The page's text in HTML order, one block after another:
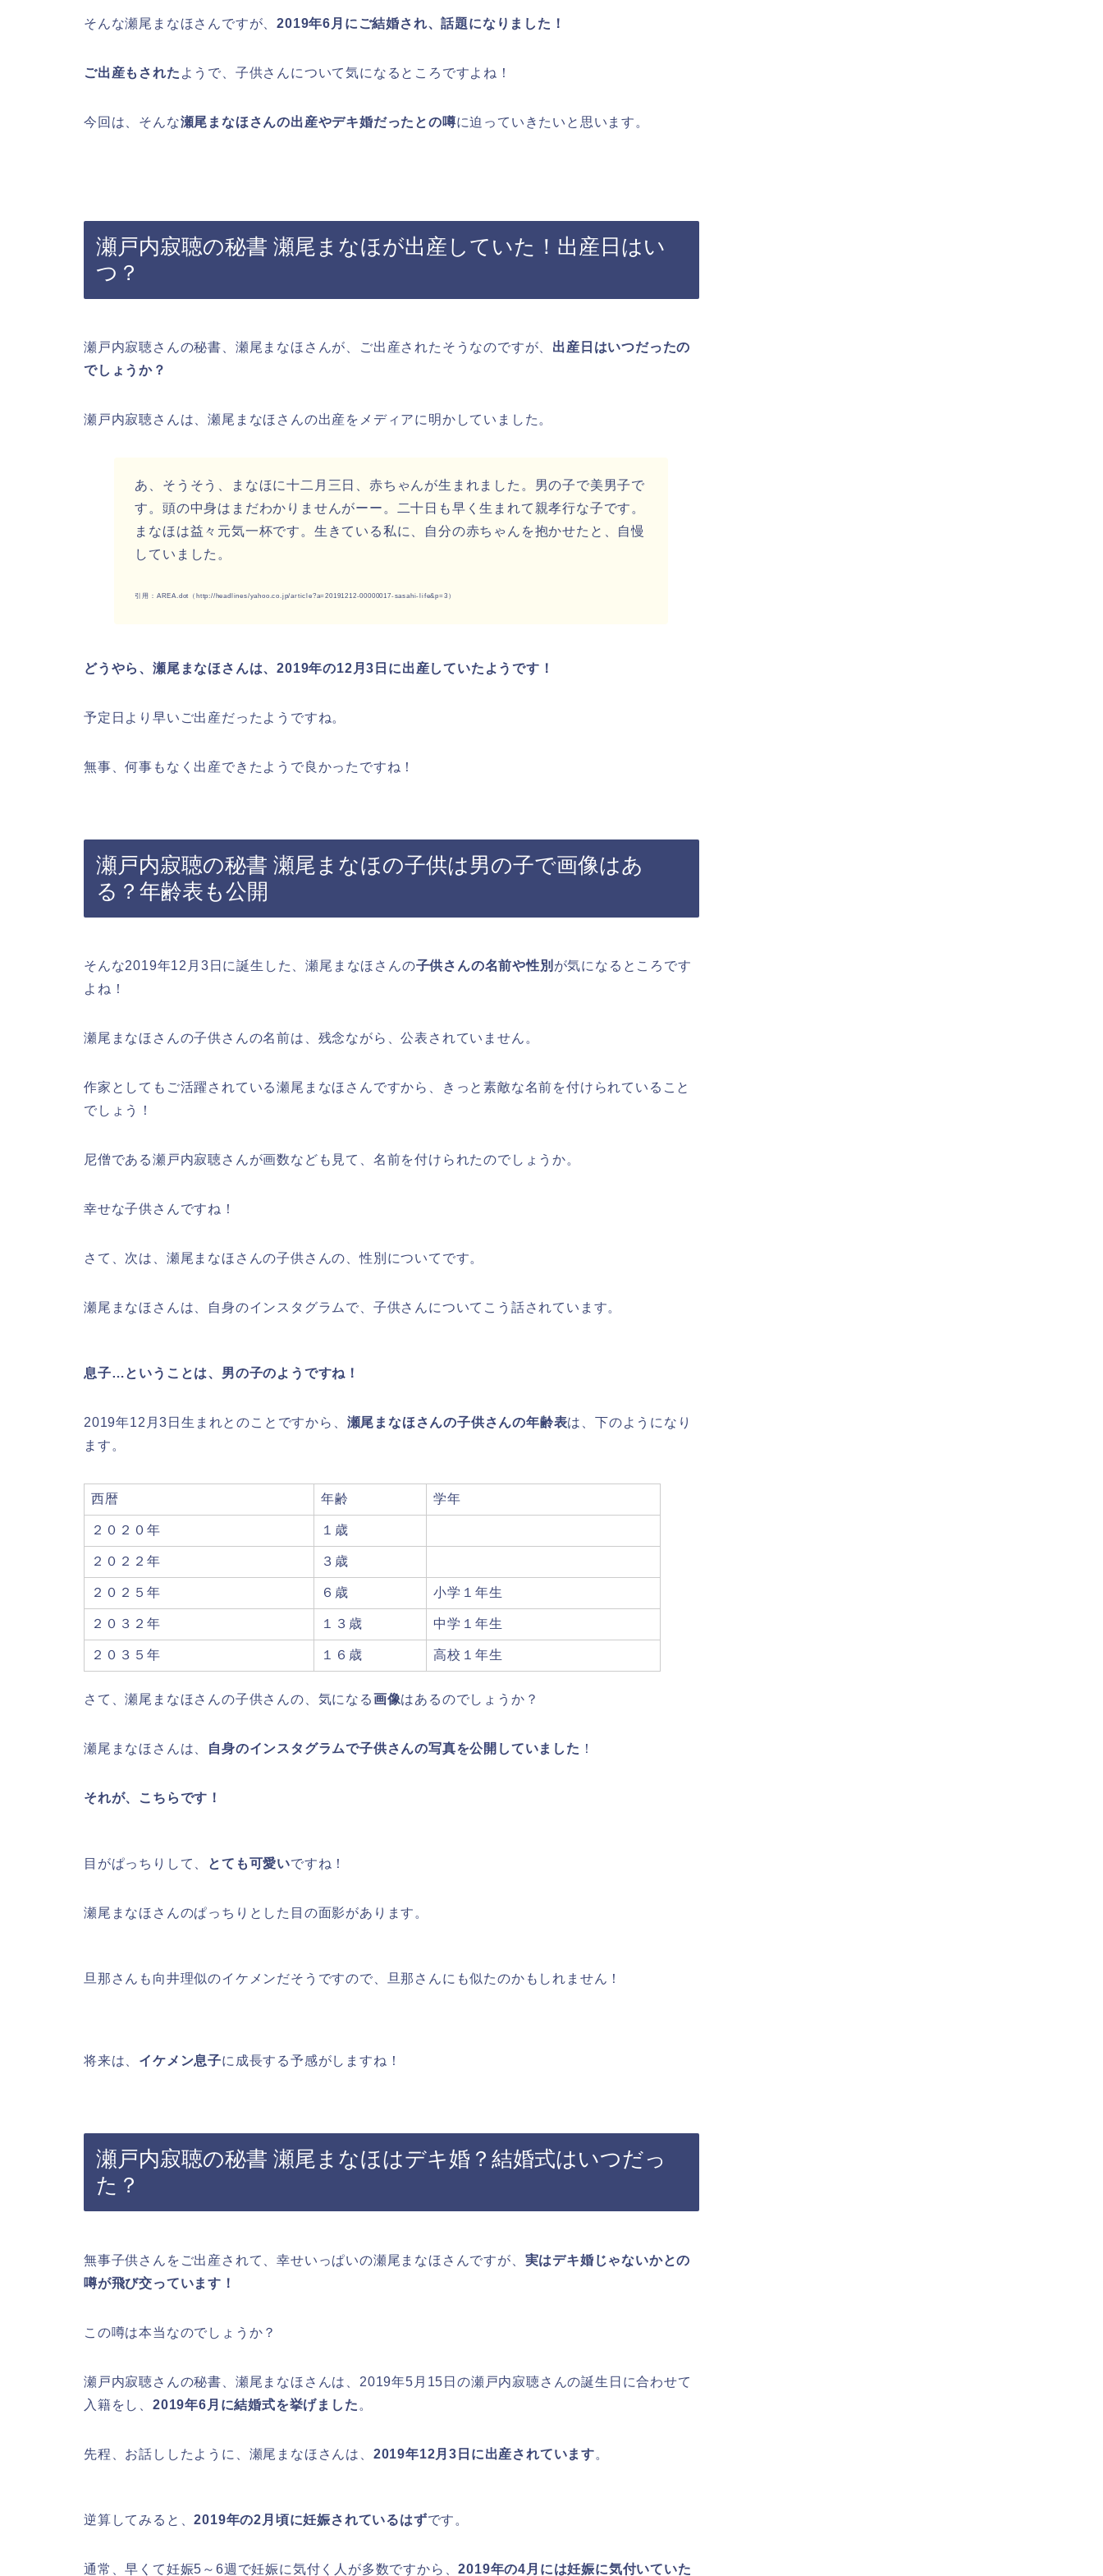
そんな瀬尾まなほさんですが、2019年6月にご結婚され、話題になりました！
ご出産もされた よう で、子供さんについて気になるところですよね！
今回は、そんな瀬尾まなほさんの出産やデキ婚だったとの噂に迫っていきたいと思います。
瀬戸内寂聴の秘書 瀬尾まなほが出産していた！出産日はい
つ？
瀬戸内寂聴さんの秘書、瀬尾まなほさんが、ご出産されたそうなのですが、 出産日はいつだったの
でしょうか？
瀬戸内寂聴さんは、瀬尾まなほさんの出産をメディアに明かしていました。
あ、そうそう、まなほに十二月三日、赤ちゃんが生まれました。男の子で美男子で
す。頭の中身はまだわかりませんがーー。二十日も早く生まれて親孝行な子です。
まなほは益々元気一杯です。生きている私に、自分の赤ちゃんを抱かせたと、自慢
していました。
引用：AREA.dot（http://headlines/yahoo.co.jp/article?a=20191212-00000017-sasahi-life&p=3）
どうやら、瀬尾まなほさんは、2019年の12月3日に出産していたようです！
予定日より早いご出産だったようですね。
無事、何事もなく出産できたようで良かったですね！
瀬戸内寂聴の秘書 瀬尾まなほの子供は男の子で画像はあ
る？年齢表も公開
そんな2019年12月3日に誕生した、瀬尾まなほさんの子供さんの名前や性別 が気になるところです
よね！
瀬尾まなほさんの子供さんの名前は、残念ながら、公表されていません。
作家としてもご活躍されている瀬尾まなほさんですから、きっと素敵な名前を付けられていること
でしょう！
尼僧である瀬戸内寂聴さんが画数なども見て、名前を付けられたのでしょうか。
幸せな子供さんですね！
さて、次は、瀬尾まなほさんの子供さんの、性別についてです。
瀬尾まなほさんは、自身のインスタグラムで、子供さんについてこう話されています。
息子…ということは、男の子のようですね！
2019年12月3日生まれとのことですから、 瀬尾まなほさんの子供さんの年齢表は、下のようになり
ます。
西暦 年齢 学年
２０２０年 １歳
２０２２年 ３歳
２０２５年 ６歳 小学１年生
２０３２年 １３歳 中学１年生
２０３５年 １６歳 高校１年生
さて、瀬尾まなほさんの子供さんの、気になる画像はあるのでしょうか？
瀬尾まなほさんは、 自身のインスタグラムで子供さんの写真を公開していました ！
それが、こちらです！
目がぱっちりして、 とても可愛いですね！
瀬尾まなほさんのぱっちりとした目の面影があります。
旦那さんも向井理似のイケメンだそうですので、旦那さんにも似たのかもしれません！
将来は、 イケメン息子に成長する予感がしますね！
瀬戸内寂聴の秘書 瀬尾まなほはデキ婚？結婚式はいつだっ
た？
無事子供さんをご出産されて、幸せいっぱいの瀬尾まなほさんですが、 実はデキ婚じゃないかとの
噂が飛び交っています！
この噂は本当なのでしょうか？
瀬戸内寂聴さんの秘書、瀬尾まなほさんは、2019年5月15日の瀬戸内寂聴さんの誕生日に合わせて
入籍をし、 2019年6月に結婚式を挙げました 。
先程、お話ししたように、瀬尾まなほさんは、 2019年12月3日に出産されています。
逆算してみると、2019年の2月頃に妊娠されているはずです。
通常、早くて妊娠5～6週で妊娠に気付く人が多数ですから、2019年の4月には妊娠に気付いていた